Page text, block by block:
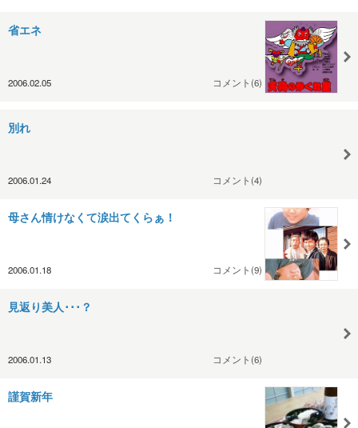
省エネ
2006.02.05 コメント(6)
別れ
2006.01.24 コメント(4)
母さん情けなくて涙出てくらぁ！
2006.01.18 コメント(9)
見返り美人･･･？
2006.01.13 コメント(6)
謹賀新年